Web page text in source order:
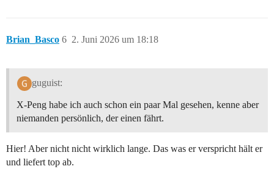
Brian_Basco 2. Juni 2026 um 18:18
6
guguist:
X-Peng habe ich auch schon ein paar Mal gesehen, kenne aber
niemanden persönlich, der einen fährt.
Hier! Aber nicht nicht wirklich lange. Das was er verspricht hält er
und liefert top ab.